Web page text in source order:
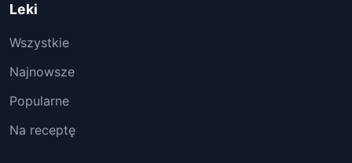
Leki
Wszystkie
Najnowsze
Popularne
Na receptę